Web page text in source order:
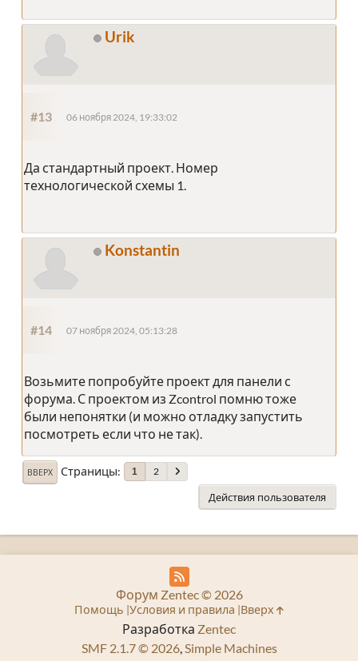
Urik
#13 06 ноября 2024, 19:33:02
Да стандартный проект. Номер
технологической схемы 1.
Konstantin
#14 07 ноября 2024, 05:13:28
Возьмите попробуйте проект для панели с
форума. С проектом из Zcontrol помню тоже
были непонятки (и можно отладку запустить
посмотреть если что не так).
ВВЕРХ Страницы 1 2
Действия пользователя
Разработка Zentec
SMF 2.1.7 © 2026,Simple Machines
Форум Zentec © 2026
Помощь Условия и правила Вверх